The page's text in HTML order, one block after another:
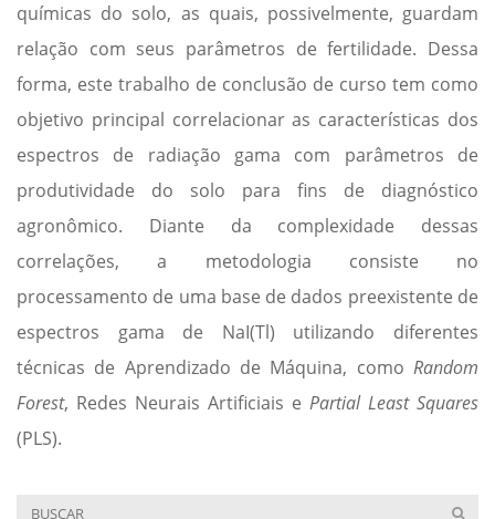
químicas do solo, as quais, possivelmente, guardam
relação com seus parâmetros de fertilidade. Dessa
forma, este trabalho de conclusão de curso tem como
objetivo principal correlacionar as características dos
espectros de radiação gama com parâmetros de
produtividade do solo para fins de diagnóstico
agronômico. Diante da complexidade dessas
correlações, a metodologia consiste no
processamento de uma base de dados preexistente de
espectros gama de NaI(Tl) utilizando diferentes
técnicas de Aprendizado de Máquina, como Random
Forest, Redes Neurais Artificiais e Partial Least Squares
(PLS).